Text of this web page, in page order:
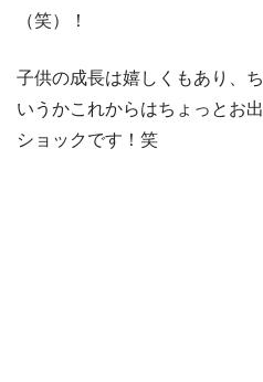
（笑）！
子供の成長は嬉しくもあり、
いうかこれからはちょっとお
ショックです！笑